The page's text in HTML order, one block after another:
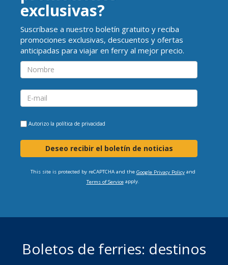
exclusivas?
Suscríbase a nuestro boletín gratuito y reciba
promociones exclusivas, descuentos y ofertas
anticipadas para viajar en ferry al mejor precio.
Autorizo la política de privacidad
Deseo recibir el boletín de noticias
This site is protected by reCAPTCHA and the Google Privacy Policyand
Terms of Serviceapply.
Boletos de ferries: destinos